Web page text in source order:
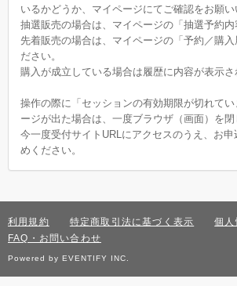
いるかどうか、マイページにてご確認をお願い
抽選販売の場合は、マイページの「抽選予約内
先着販売の場合は、マイページの「予約／購入
ださい。
購入が成立している場合は履歴に内容が表示さ
操作の際に「セッションの有効期限が切れて
ージが出た場合は、一度ブラウザ（画面）を閉
今一度受付サイトURLにアクセスのうえ、お
めください。
利用規約 特定商取引法に基づく表示
個人
FAQ・お問い合わせ
Powered by EVENTIFY INC.